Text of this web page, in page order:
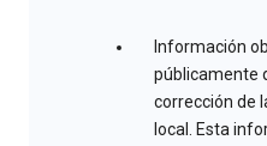
Información
públicamente
corrección de
local. Esta